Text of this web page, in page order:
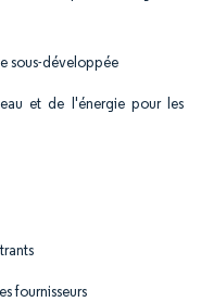
sous-développée
et de l'énergie pour les
fournisseurs